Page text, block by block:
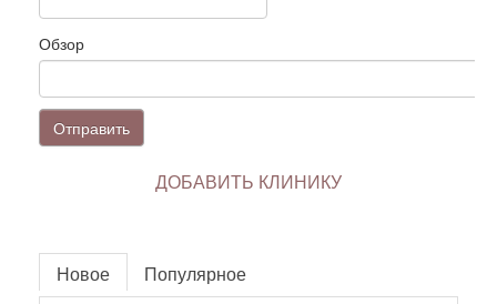
Обзор
Отправить
ДОБАВИТЬ КЛИНИКУ
Новое Популярное